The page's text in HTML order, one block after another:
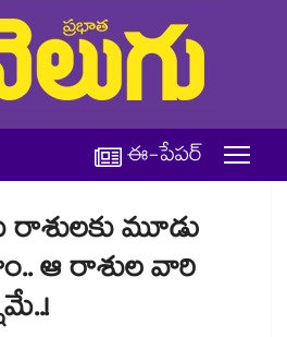
ఈ-పేపర్
రాశులకు మూడు
ఆ రాశుల వారి